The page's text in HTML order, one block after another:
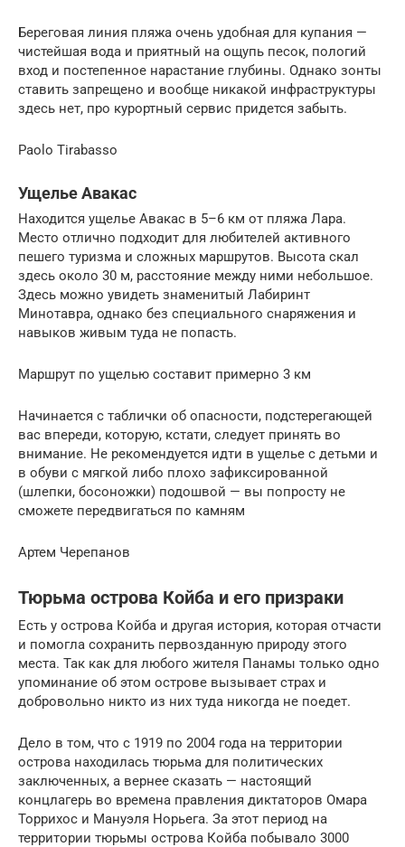
Береговая линия пляжа очень удобная для купания —
чистейшая вода и приятный на ощупь песок, пологий
вход и постепенное нарастание глубины. Однако зонты
ставить запрещено и вообще никакой инфраструктуры
здесь нет, про курортный сервис придется забыть.
Paolo Tirabasso
Ущелье Авакас
Находится ущелье Авакас в 5–6 км от пляжа Лара.
Место отлично подходит для любителей активного
пешего туризма и сложных маршрутов. Высота скал
здесь около 30 м, расстояние между ними небольшое.
Здесь можно увидеть знаменитый Лабиринт
Минотавра, однако без специального снаряжения и
навыков живым туда не попасть.
Маршрут по ущелью составит примерно 3 км
Начинается с таблички об опасности, подстерегающей
вас впереди, которую, кстати, следует принять во
внимание. Не рекомендуется идти в ущелье с детьми и
в обуви с мягкой либо плохо зафиксированной
(шлепки, босоножки) подошвой — вы попросту не
сможете передвигаться по камням
Артем Черепанов
Тюрьма острова Койба и его призраки
Есть у острова Койба и другая история, которая отчасти
и помогла сохранить первозданную природу этого
места. Так как для любого жителя Панамы только одно
упоминание об этом острове вызывает страх и
добровольно никто из них туда никогда не поедет.
Дело в том, что с 1919 по 2004 года на территории
острова находилась тюрьма для политических
заключенных, а вернее сказать — настоящий
концлагерь во времена правления диктаторов Омара
Торрихос и Мануэля Норьега. За этот период на
территории тюрьмы острова Койба побывало 3000